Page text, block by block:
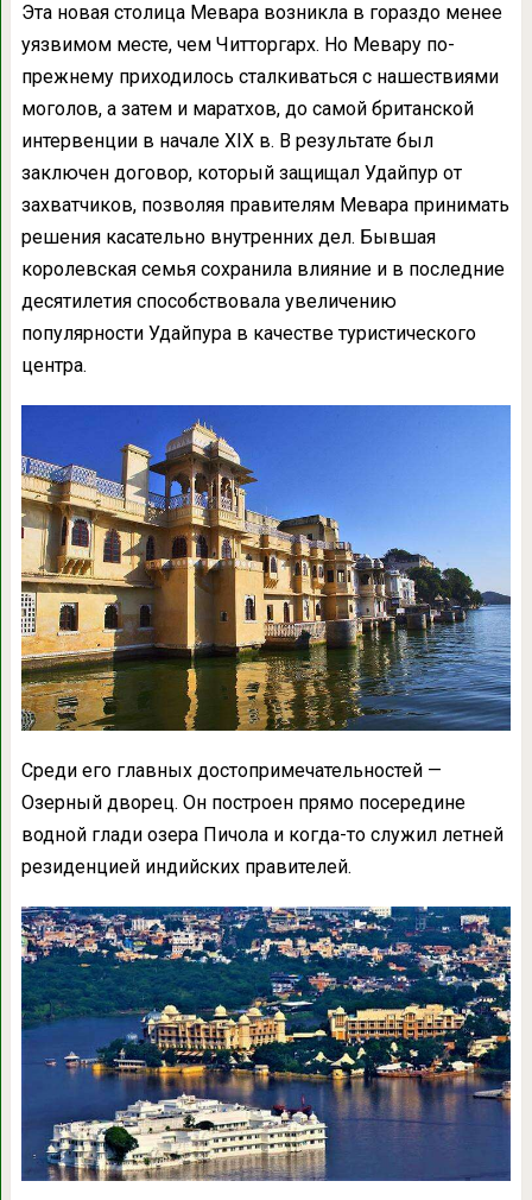
Эта новая столица Мевара возникла в гораздо менее
уязвимом месте, чем Читторгарх. Но Мевару по-
прежнему приходилось сталкиваться с нашествиями
моголов, а затем и маратхов, до самой британской
интервенции в начале XIX в. В результате был
заключен договор, который защищал Удайпур от
захватчиков, позволяя правителям Мевара принимать
решения касательно внутренних дел. Бывшая
королевская семья сохранила влияние и в последние
десятилетия способствовала увеличению
популярности Удайпура в качестве туристического
центра.
Среди его главных достопримечательностей —
Озерный дворец. Он построен прямо посередине
водной глади озера Пичола и когда-то служил летней
резиденцией индийских правителей.